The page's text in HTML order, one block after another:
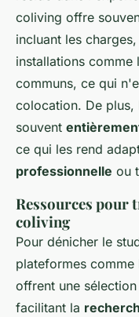
coliving offre
incluant les
installations comme
communs, ce qui
colocation. De
souvent
ce qui les rend
professionnelle ou
Ressources pour
coliving
Pour dénicher le
plateformes comme
offrent une
facilitant la